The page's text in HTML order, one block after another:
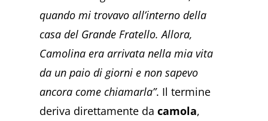
quando mi trovavo all’interno della
casa del Grande Fratello. Allora,
Camolina era arrivata nella mia vita
da un paio di giorni e non sapevo
ancora come chiamarla”. Il termine
deriva direttamente dacamola,